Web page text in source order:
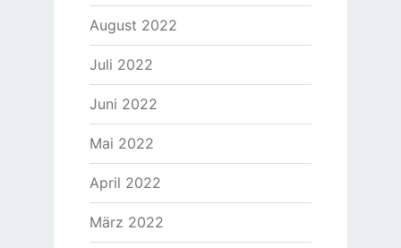
August 2022
Juli 2022
Juni 2022
Mai 2022
April 2022
März 2022